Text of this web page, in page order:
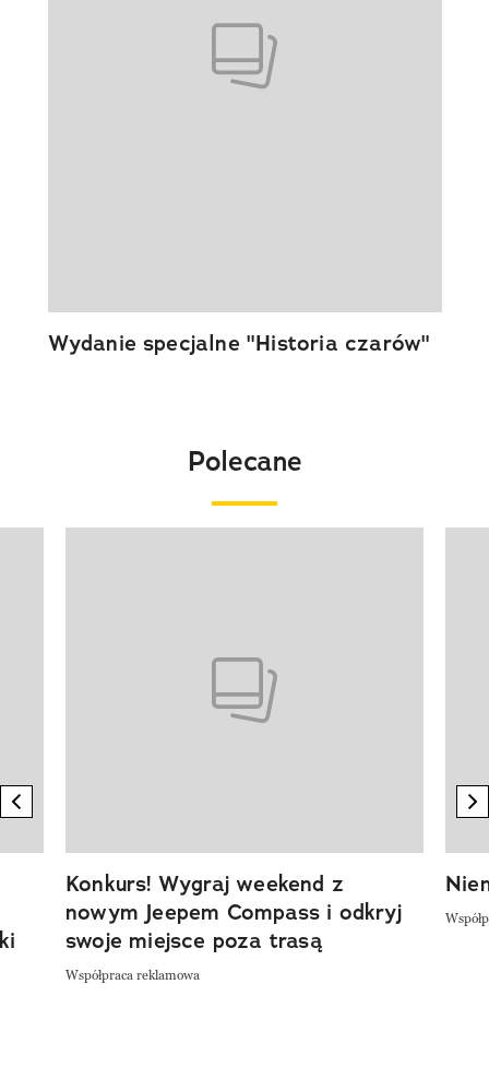
Wydanie specjalne "Historia czarów"
Polecane
previous element
Konkurs! Wygraj weekend z
nowym Jeepem Compass i odkryj
swoje miejsce poza trasą
Współpraca reklamowa